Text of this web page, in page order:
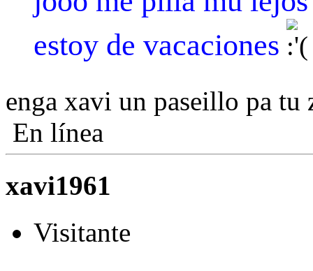
estoy de vacaciones
enga xavi un paseillo pa
En línea
xavi1961
Visitante